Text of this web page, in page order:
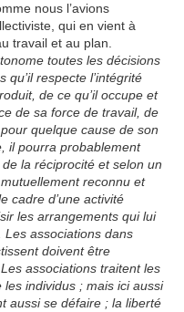
nous l’avions
qui en vient à
travail et au plan.
toutes les décisions
respecte l’intégrité
de ce qu’il occupe et
de sa force de travail, de
quelque cause de son
il pourra probablement
la réciprocité et selon un
reconnu et
cadre d’une activité
les arrangements qui lui
Les associations dans
doivent être
associations traitent les
individus ; mais ici aussi
aussi se défaire ; la liberté